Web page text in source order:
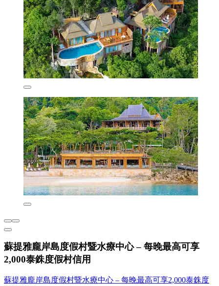
蘇提雅龐岸島度假村暨水療中心 – 每晚最高可享
2,000泰銖度假村信用
蘇提雅龐岸島度假村暨水療中心 – 每晚最高可享2,000泰銖度